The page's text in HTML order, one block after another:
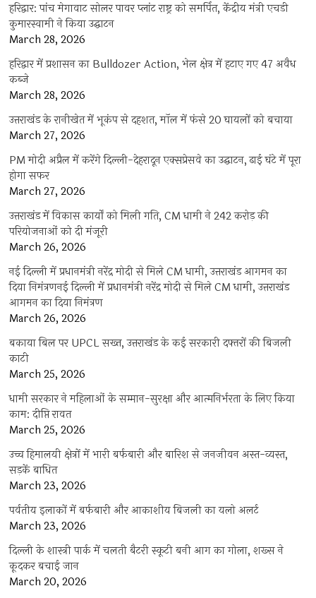
हरिद्वार: पांच मेगावाट सोलर पावर प्लांट राष्ट्र को समर्पित, केंद्रीय मंत्री एचडी
कुमारस्वामी ने किया उद्घाटन
March 28, 2026
हरिद्वार में प्रशासन का Bulldozer Action, भेल क्षेत्र में हटाए गए 47 अवैध
कब्जे
March 28, 2026
उत्तराखंड के रानीखेत में भूकंप से दहशत, मॉल में फंसे 20 घायलों को बचाया
March 27, 2026
PM मोदी अप्रैल में करेंगे दिल्ली-देहरादून एक्सप्रेसवे का उद्घाटन, ढाई घंटे में पूरा
होगा सफर
March 27, 2026
उत्तराखंड में विकास कार्यों को मिली गति, CM धामी ने 242 करोड़ की
परियोजनाओं को दी मंजूरी
March 26, 2026
नई दिल्ली में प्रधानमंत्री नरेंद्र मोदी से मिले CM धामी, उत्तराखंड आगमन का
दिया निमंत्रणनई दिल्ली में प्रधानमंत्री नरेंद्र मोदी से मिले CM धामी, उत्तराखंड
आगमन का दिया निमंत्रण
March 26, 2026
बकाया बिल पर UPCL सख्त, उत्तराखंड के कई सरकारी दफ्तरों की बिजली
काटी
March 25, 2026
धामी सरकार ने महिलाओं के सम्मान-सुरक्षा और आत्मनिर्भरता के लिए किया
काम: दीप्ति रावत
March 25, 2026
उच्च हिमालयी क्षेत्रों में भारी बर्फबारी और बारिश से जनजीवन अस्त-व्यस्त,
सड़कें बाधित
March 23, 2026
पर्वतीय इलाकों में बर्फबारी और आकाशीय बिजली का यलो अलर्ट
March 23, 2026
दिल्ली के शास्त्री पार्क में चलती बैटरी स्कूटी बनी आग का गोला, शख्स ने
कूदकर बचाई जान
March 20, 2026